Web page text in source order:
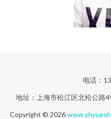
电话：
地址：上海市松江区北松公路
Copyright © 2026